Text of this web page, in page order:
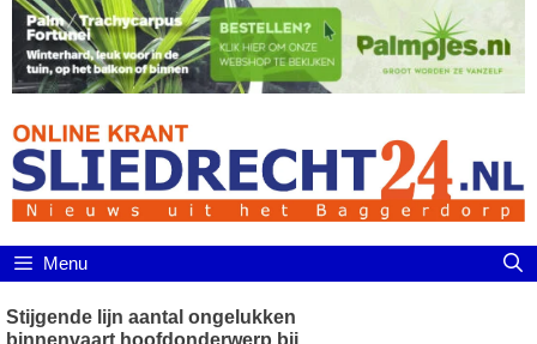
Menu
Stijgende lijn aantal ongelukken